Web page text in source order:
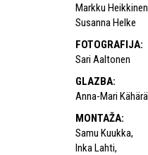
Markku Heikkinen
Susanna Helke
FOTOGRAFIJA:
Sari Aaltonen
GLAZBA:
Anna-Mari Kähärä
MONTAŽA:
Samu Kuukka,
Inka Lahti,